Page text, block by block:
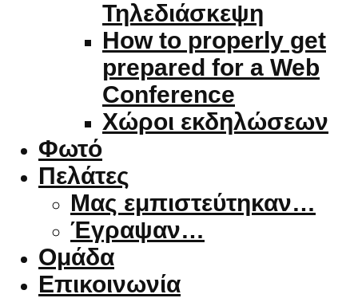
Τηλεδιάσκεψη
How to properly get
prepared for a Web
Conference
Χώροι εκδηλώσεων
Φωτό
Πελάτες
Μας εμπιστεύτηκαν…
Έγραψαν…
Ομάδα
Επικοινωνία